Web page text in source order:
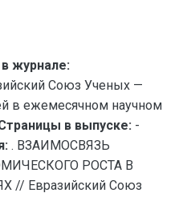
журнале:
Союз Ученых —
в ежемесячном научном
в выпуске: -
. ВЗАИМОСВЯЗЬ
РОСТА В
Евразийский Союз